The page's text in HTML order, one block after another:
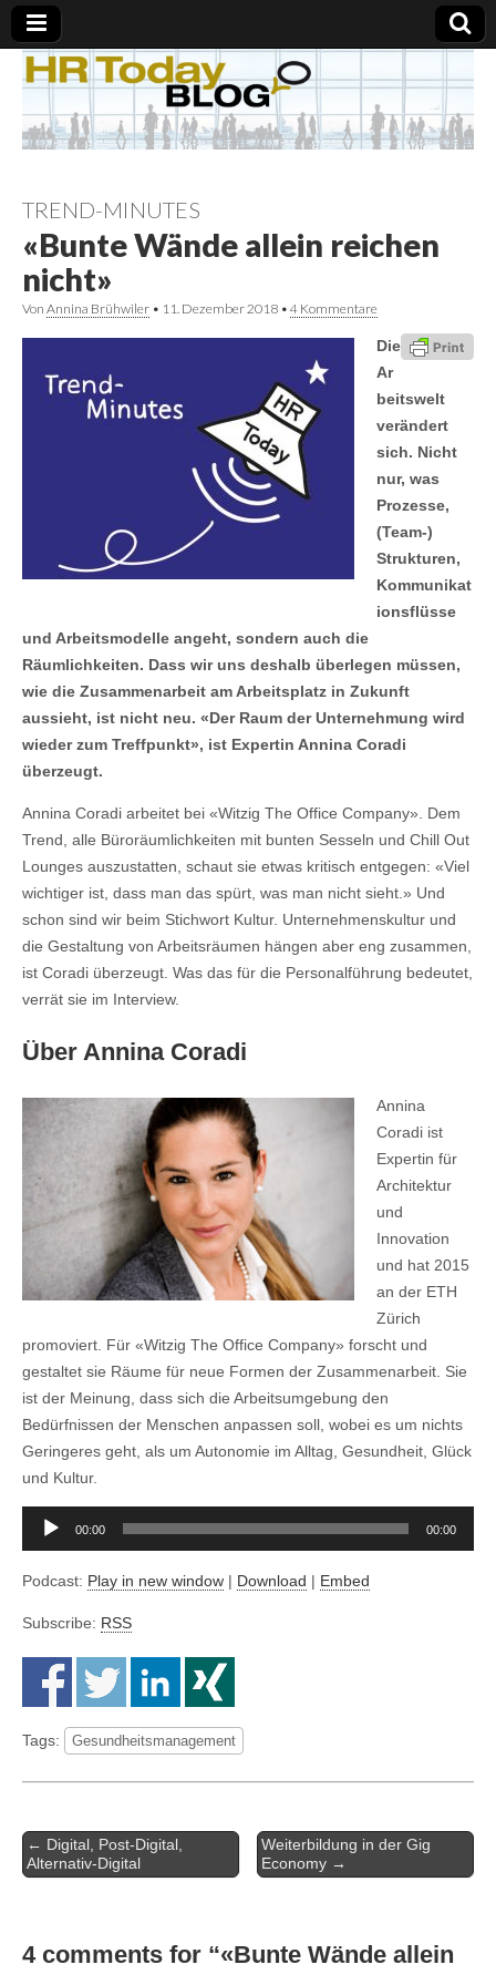
TREND-MINUTES
«Bunte Wände allein reichen
nicht»
Von Annina Brühwiler • 11. Dezember 2018 • 4 Kommentare
Die
Ar
beitswelt
verändert
sich. Nicht
nur, was
Prozesse,
(Team-)
Strukturen,
Kommunikat
ionsflüsse
und Arbeitsmodelle angeht, sondern auch die
Räumlichkeiten. Dass wir uns deshalb überlegen müssen,
wie die Zusammenarbeit am Arbeitsplatz in Zukunft
aussieht, ist nicht neu. «Der Raum der Unternehmung wird
wieder zum Treffpunkt», ist Expertin Annina Coradi
überzeugt.
Annina Coradi arbeitet bei «Witzig The Office Company». Dem
Trend, alle Büroräumlichkeiten mit bunten Sesseln und Chill Out
Lounges auszustatten, schaut sie etwas kritisch entgegen: «Viel
wichtiger ist, dass man das spürt, was man nicht sieht.» Und
schon sind wir beim Stichwort Kultur. Unternehmenskultur und
die Gestaltung von Arbeitsräumen hängen aber eng zusammen,
ist Coradi überzeugt. Was das für die Personalführung bedeutet,
verrät sie im Interview.
Über Annina Coradi
Annina
Coradi ist
Expertin für
Architektur
und
Innovation
und hat 2015
an der ETH
Zürich
promoviert. Für «Witzig The Office Company» forscht und
gestaltet sie Räume für neue Formen der Zusammenarbeit. Sie
ist der Meinung, dass sich die Arbeitsumgebung den
Bedürfnissen der Menschen anpassen soll, wobei es um nichts
Geringeres geht, als um Autonomie im Alltag, Gesundheit, Glück
und Kultur.
Audio-
00:00 00:00
Podcast: Play in new window | Download | Embed
Subscribe: RSS
Tags: Gesundheitsmanagement
Artikel-
Navigation
← Digital, Post-Digital,
Alternativ-Digital
Weiterbildung in der Gig
Economy →
4 comments for “«Bunte Wände allein